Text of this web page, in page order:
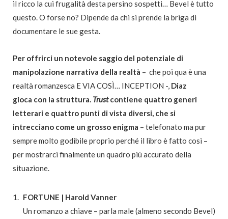
il ricco la cui frugalità desta persino sospetti… Bevel è tutto
questo. O forse no? Dipende da chi si prende la briga di
documentare le sue gesta.
Per offrirci un notevole saggio del potenziale di
manipolazione narrativa della realtà – che poi qua è una
realtà romanzesca E VIA COSÌ… INCEPTION -, Diaz
gioca con la struttura. Trustcontiene quattro generi
letterari e quattro punti di vista diversi, che si
intrecciano come un grosso enigma – telefonato ma pur
sempre molto godibile proprio perché il libro è fatto così –
per mostrarci finalmenteun quadro più accurato della
situazione.
FORTUNE | Harold Vanner
Un romanzo a chiave – parla male (almeno secondo Bevel)